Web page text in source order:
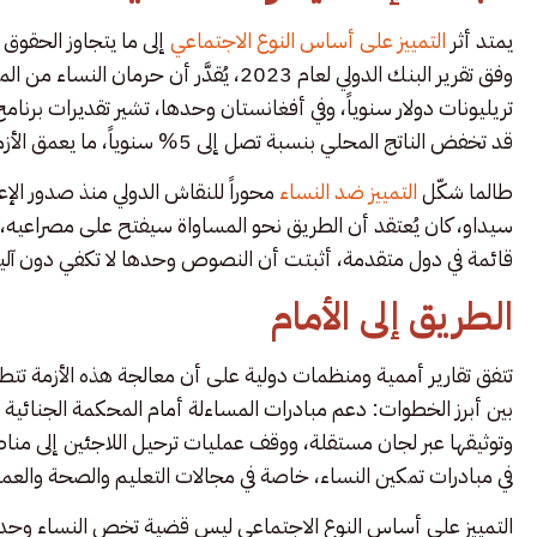
يمتد أثر التمييز على أساس النوع الاجتماعي إلى ما يتجاوز
تريليونات دولار سنوياً، وفي أفغانستان وحدها، تشير تقديرات
قد تخفض الناتج المحلي بنسبة تصل إلى 5% سنوياً، ما يعمق الأزمات الاقتصادية والإنسانية.
طالما شكّلالتمييز ضد النساء
سيداو، كان يُعتقد أن الطريق نحو المساواة سيفتح على
قائمة في دول متقدمة، أثبتت أن النصوص وحدها لا تكفي دون
الطريق إلى الأمام
تتفق تقارير أممية ومنظمات دولية على أن معالجة هذه الأزمة
بين أبرز الخطوات: دعم مبادرات المساءلة أمام المحكمة
وتوثيقها عبر لجان مستقلة، ووقف عمليات ترحيل اللاجئين إلى
في مبادرات تمكين النساء، خاصة في مجالات التعليم والصحة
التمييز على أساس النوع الاجتماعي ليس قضية تخص النساء